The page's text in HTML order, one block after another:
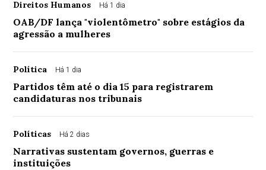
Direitos Humanos Há 1 dia
OAB/DF lança "violentômetro" sobre estágios da
agressão a mulheres
Política Há 1 dia
Partidos têm até o dia 15 para registrarem
candidaturas nos tribunais
Políticas Há 2 dias
Narrativas sustentam governos, guerras e
instituições